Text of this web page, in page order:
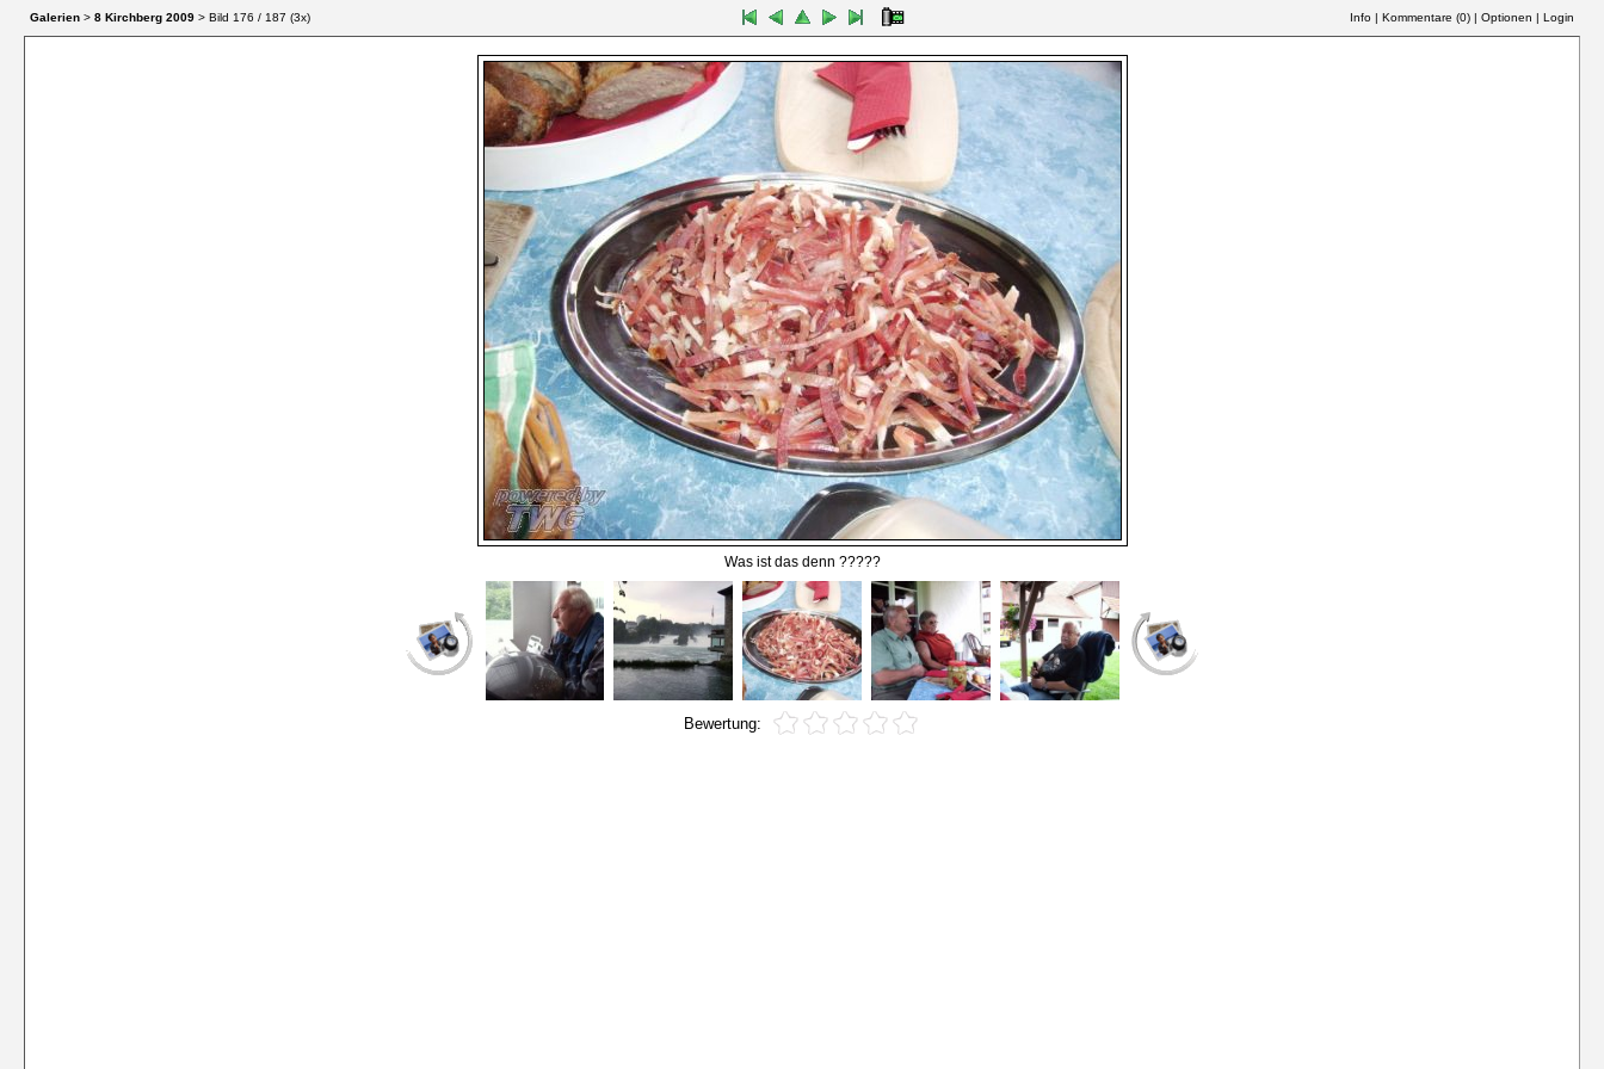
Galerien > 8 Kirchberg 2009 > Bild 176 / 187 (3x) Info | Kommentare (0) | Optionen | Login
Was ist das denn ?????
Bewertung: